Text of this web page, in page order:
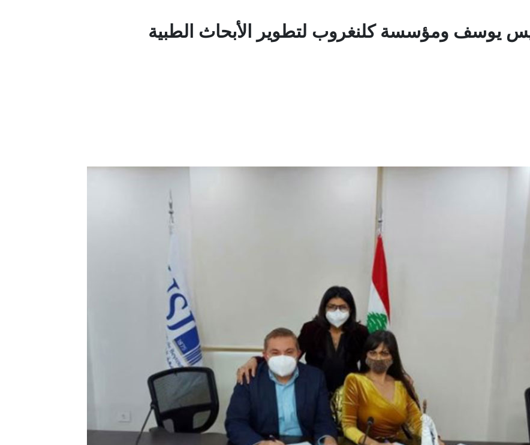
يوسف ومؤسسة كلنغروب لتطوير الأبحاث الطبية